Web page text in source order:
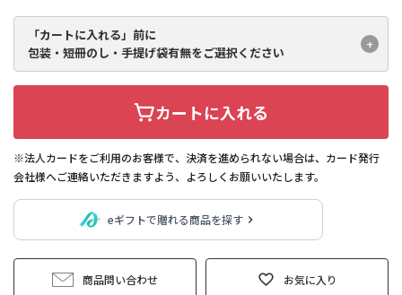
「カートに入れる」前に
包装・短冊のし・手提げ袋有無をご選択ください
カートに入れる
※法人カードをご利用のお客様で、決済を進められない場合は、カード発行
会社様へご連絡いただきますよう、よろしくお願いいたします。
eギフトで贈れる商品を探す
商品問い合わせ お気に入り